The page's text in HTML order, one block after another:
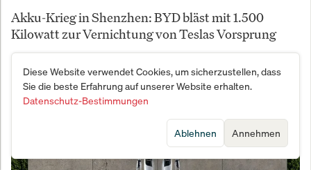
Akku-Krieg in Shenzhen: BYD bläst mit 1.500
Kilowatt zur Vernichtung von Teslas Vorsprung
Diese Website verwendet Cookies, um sicherzustellen, dass
Sie die beste Erfahrung auf unserer Website erhalten.
Datenschutz-Bestimmungen
Annehmen
Ablehnen